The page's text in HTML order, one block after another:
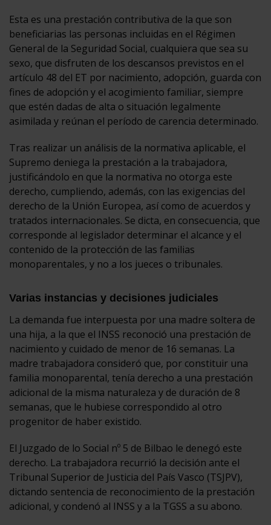
Esta es una prestación contributiva de la que son
beneficiarias las personas incluidas en el Régimen
General de la Seguridad Social, cualquiera que sea su
sexo, que disfruten de los descansos previstos en el
artículo 48 del ET por nacimiento, adopción, guarda con
fines de adopción y el acogimiento familiar, siempre
que estén dadas de alta o situación legalmente
asimilada y reúnan el período de carencia determinado.
Tras realizar un análisis de la normativa aplicable, el
Supremo deniega la prestación a la trabajadora,
justificándolo en que la normativa no otorga este
derecho, cumpliendo, además, con las exigencias del
derecho de la Unión Europea, así como de acuerdos y
tratados internacionales. Se dicta, en consecuencia, que
corresponde al legislador determinar el alcance y el
contenido de la protección de las familias
monoparentales, y no a los jueces o tribunales.
Varias instancias y decisiones judiciales
La demanda fue interpuesta por una madre soltera de
una hija, a la que el INSS reconoció una prestación de
nacimiento y cuidado de menor de 16 semanas. La
madre trabajadora consideró que, por constituir una
familia monoparental, tenía derecho a una prestación
adicional de la misma naturaleza y de duración de 8
semanas, que le hubiese correspondido al otro
progenitor de haber existido.
El Juzgado de lo Social nº 5 de Bilbao le denegó este
derecho. La trabajadora recurrió la decisión ante el
Tribunal Superior de Justicia del País Vasco (TSJPV),
dictando sentencia de reconocimiento de la prestación
adicional, y condenó al INSS y a la TGSS a su abono.